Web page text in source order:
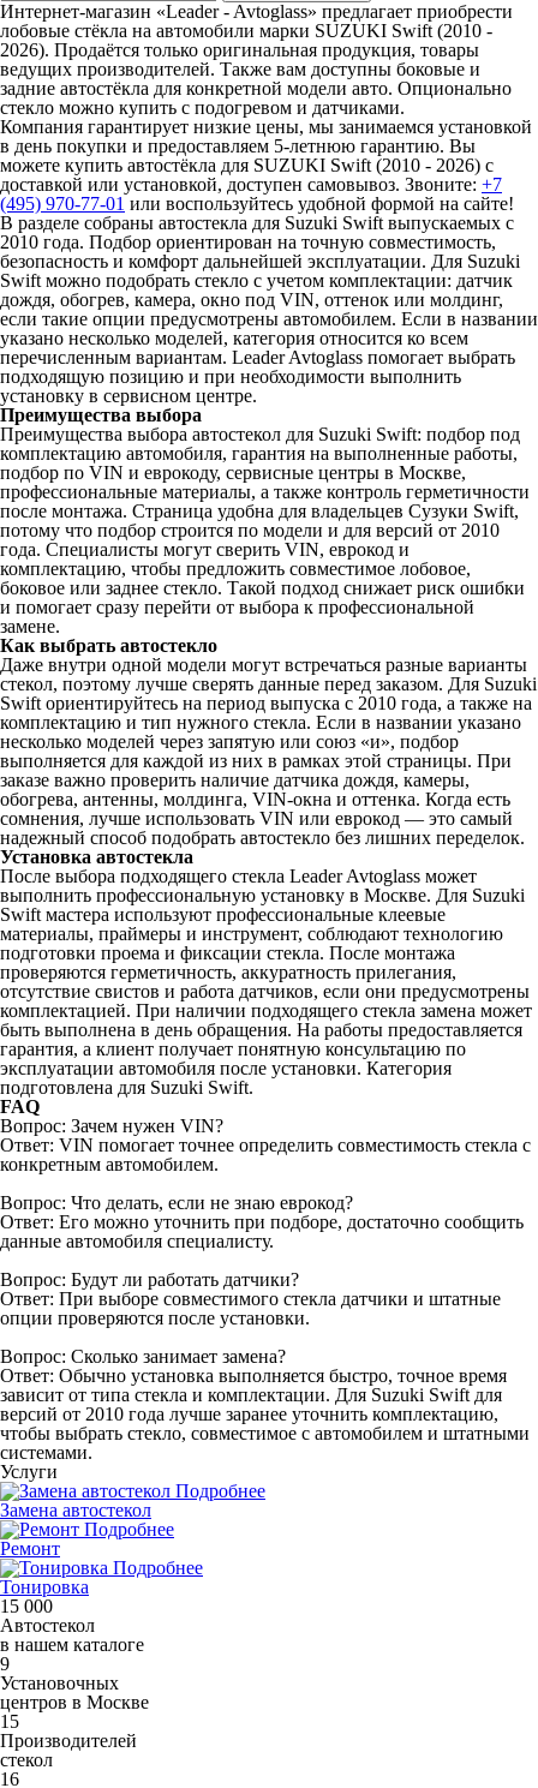
Интернет-магазин «Leader - Avtoglass» предлагает приобрести
лобовые стёкла на автомобили марки SUZUKI Swift (2010 -
2026). Продаётся только оригинальная продукция, товары
ведущих производителей. Также вам доступны боковые и
задние автостёкла для конкретной модели авто. Опционально
стекло можно купить с подогревом и датчиками.
Компания гарантирует низкие цены, мы занимаемся установкой
в день покупки и предоставляем 5-летнюю гарантию. Вы
можете купить автостёкла для SUZUKI Swift (2010 - 2026) с
доставкой или установкой, доступен самовывоз. Звоните: +7
(495) 970-77-01 или воспользуйтесь удобной формой на сайте!
В разделе собраны автостекла для Suzuki Swift выпускаемых с
2010 года. Подбор ориентирован на точную совместимость,
безопасность и комфорт дальнейшей эксплуатации. Для Suzuki
Swift можно подобрать стекло с учетом комплектации: датчик
дождя, обогрев, камера, окно под VIN, оттенок или молдинг,
если такие опции предусмотрены автомобилем. Если в названии
указано несколько моделей, категория относится ко всем
перечисленным вариантам. Leader Avtoglass помогает выбрать
подходящую позицию и при необходимости выполнить
установку в сервисном центре.
Преимущества выбора
Преимущества выбора автостекол для Suzuki Swift: подбор под
комплектацию автомобиля, гарантия на выполненные работы,
подбор по VIN и еврокоду, сервисные центры в Москве,
профессиональные материалы, а также контроль герметичности
после монтажа. Страница удобна для владельцев Сузуки Swift,
потому что подбор строится по модели и для версий от 2010
года. Специалисты могут сверить VIN, еврокод и
комплектацию, чтобы предложить совместимое лобовое,
боковое или заднее стекло. Такой подход снижает риск ошибки
и помогает сразу перейти от выбора к профессиональной
замене.
Как выбрать автостекло
Даже внутри одной модели могут встречаться разные варианты
стекол, поэтому лучше сверять данные перед заказом. Для Suzuki
Swift ориентируйтесь на период выпуска с 2010 года, а также на
комплектацию и тип нужного стекла. Если в названии указано
несколько моделей через запятую или союз «и», подбор
выполняется для каждой из них в рамках этой страницы. При
заказе важно проверить наличие датчика дождя, камеры,
обогрева, антенны, молдинга, VIN-окна и оттенка. Когда есть
сомнения, лучше использовать VIN или еврокод — это самый
надежный способ подобрать автостекло без лишних переделок.
Установка автостекла
После выбора подходящего стекла Leader Avtoglass может
выполнить профессиональную установку в Москве. Для Suzuki
Swift мастера используют профессиональные клеевые
материалы, праймеры и инструмент, соблюдают технологию
подготовки проема и фиксации стекла. После монтажа
проверяются герметичность, аккуратность прилегания,
отсутствие свистов и работа датчиков, если они предусмотрены
комплектацией. При наличии подходящего стекла замена может
быть выполнена в день обращения. На работы предоставляется
гарантия, а клиент получает понятную консультацию по
эксплуатации автомобиля после установки. Категория
подготовлена для Suzuki Swift.
FAQ
Вопрос: Зачем нужен VIN?
Ответ: VIN помогает точнее определить совместимость стекла с
конкретным автомобилем.
Вопрос: Что делать, если не знаю еврокод?
Ответ: Его можно уточнить при подборе, достаточно сообщить
данные автомобиля специалисту.
Вопрос: Будут ли работать датчики?
Ответ: При выборе совместимого стекла датчики и штатные
опции проверяются после установки.
Вопрос: Сколько занимает замена?
Ответ: Обычно установка выполняется быстро, точное время
зависит от типа стекла и комплектации. Для Suzuki Swift для
версий от 2010 года лучше заранее уточнить комплектацию,
чтобы выбрать стекло, совместимое с автомобилем и штатными
системами.
Услуги
Подробнее
Замена автостекол
Подробнее
Ремонт
Подробнее
Тонировка
15 000
Автостекол
в нашем каталоге
9
Установочных
центров в Москве
15
Производителей
стекол
16